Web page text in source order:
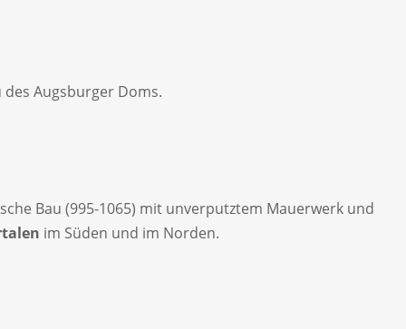
Augsburger Doms.
Bau (995-1065) mit unverputztem Mauerwerk und
im Süden und im Norden.